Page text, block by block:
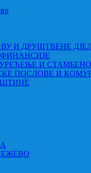
И ДРУШТВЕНЕ
И
ПОСЛОВЕ И